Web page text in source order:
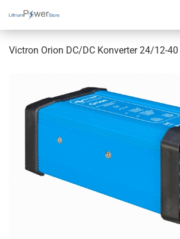
Victron Orion DC/DC Konverter 24/12-